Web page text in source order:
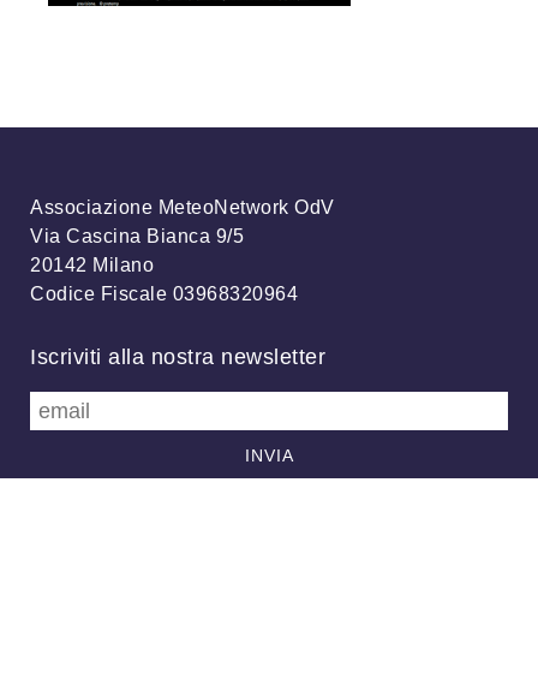
Associazione MeteoNetwork OdV
Via Cascina Bianca 9/5
20142 Milano
Codice Fiscale 03968320964
Iscriviti alla nostra newsletter